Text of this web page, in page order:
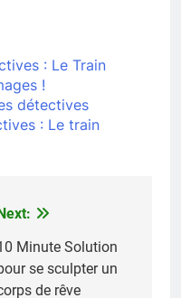
: Le Train
!
détectives
: Le train
Minute Solution
se sculpter un
de rêve